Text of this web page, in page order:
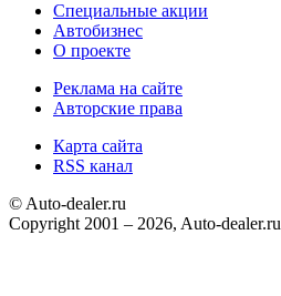
Специальные акции
Автобизнес
О проекте
Реклама на сайте
Авторские права
Карта сайта
RSS канал
© Auto-dealer.ru
Copyright 2001 – 2026, Auto-dealer.ru